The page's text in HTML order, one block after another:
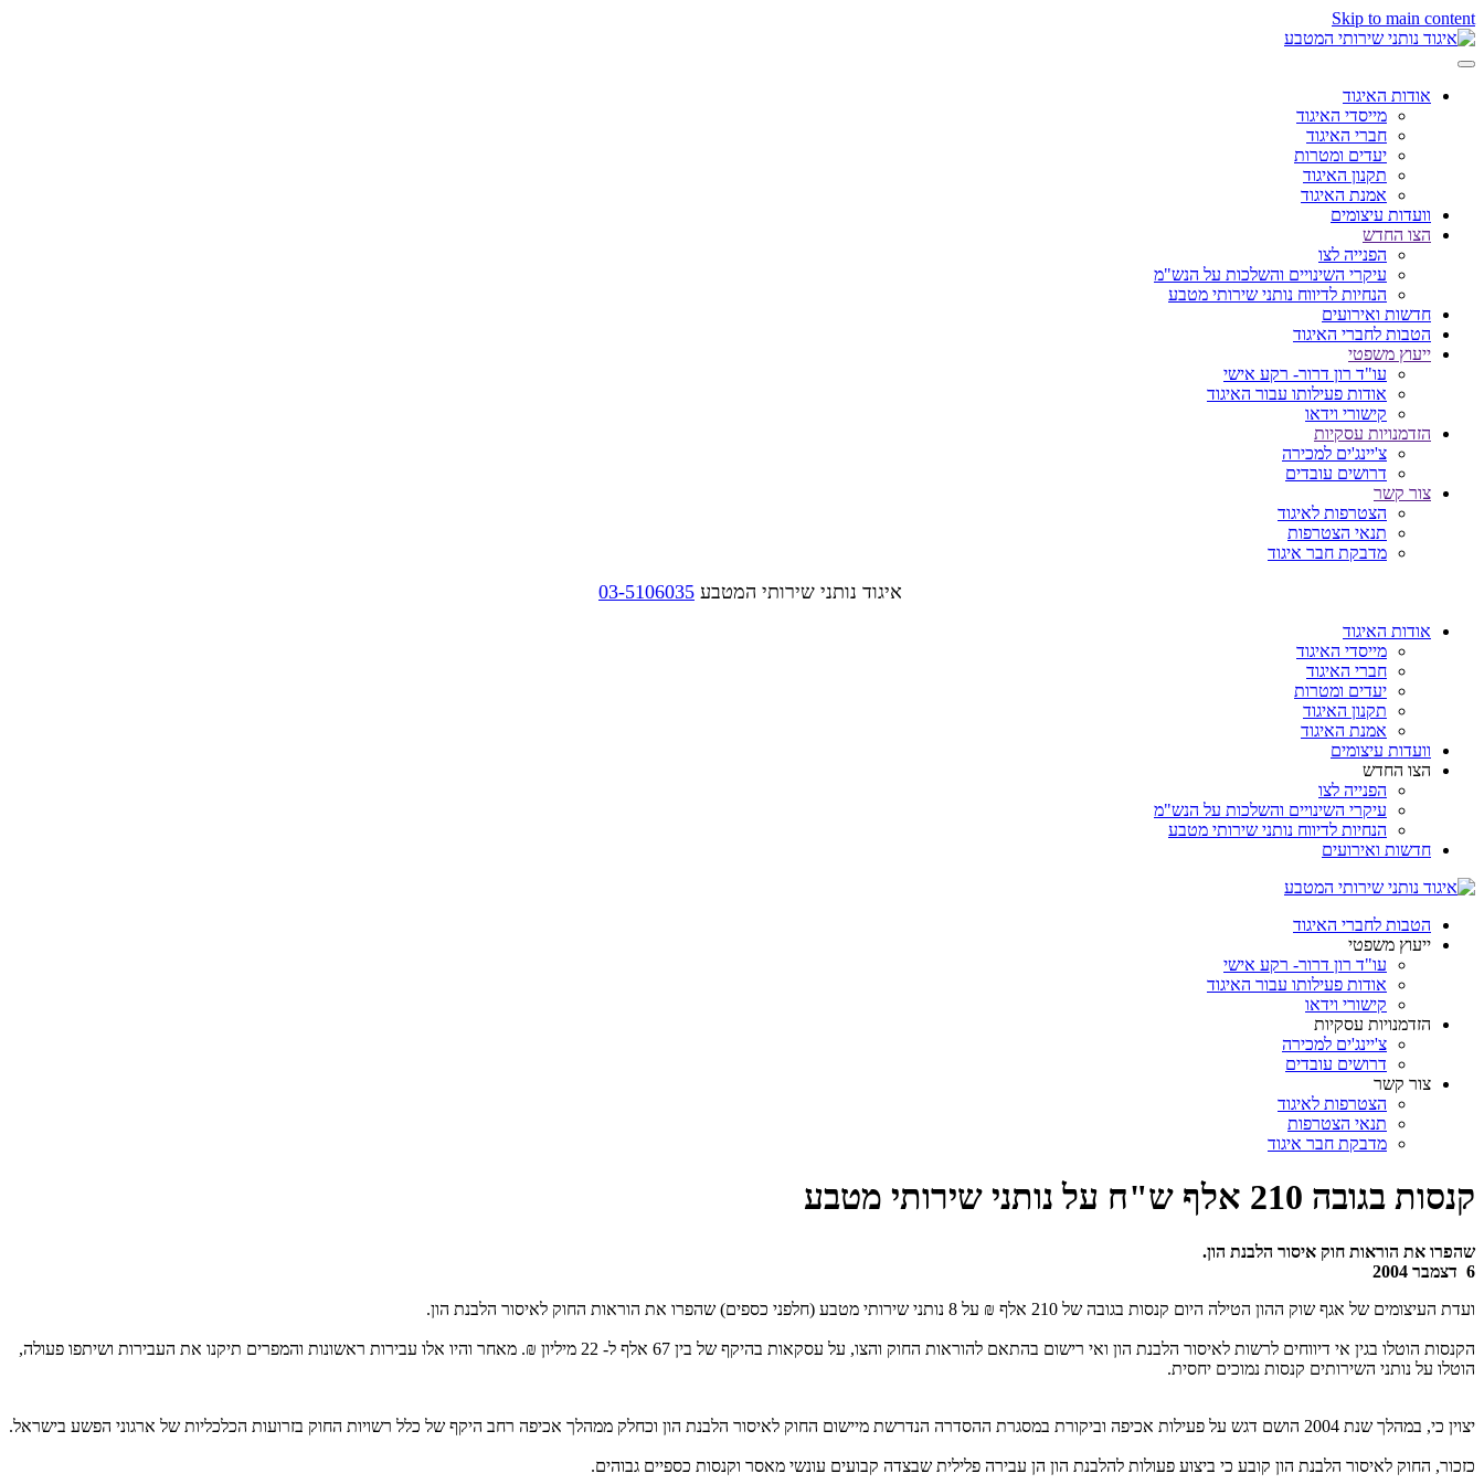
Skip to main content
אודות האיגוד
מייסדי האיגוד
חברי האיגוד
יעדים ומטרות
תקנון האיגוד
אמנת האיגוד
וועדות עיצומים
הצו החדש
הפנייה לצו
עיקרי השינויים והשלכות על הנש"מ
הנחיות לדיווח נותני שירותי מטבע
חדשות ואירועים
הטבות לחברי האיגוד
ייעוץ משפטי
עו"ד רון דרור- רקע אישי
אודות פעילותו עבור האיגוד
קישורי וידאו
הזדמנויות עסקיות
צ'יינג'ים למכירה
דרושים עובדים
צור קשר
הצטרפות לאיגוד
תנאי הצטרפות
מדבקת חבר איגוד
איגוד נותני שירותי המטבע 03-5106035
אודות האיגוד
מייסדי האיגוד
חברי האיגוד
יעדים ומטרות
תקנון האיגוד
אמנת האיגוד
וועדות עיצומים
הצו החדש
הפנייה לצו
עיקרי השינויים והשלכות על הנש"מ
הנחיות לדיווח נותני שירותי מטבע
חדשות ואירועים
הטבות לחברי האיגוד
ייעוץ משפטי
עו"ד רון דרור- רקע אישי
אודות פעילותו עבור האיגוד
קישורי וידאו
הזדמנויות עסקיות
צ'יינג'ים למכירה
דרושים עובדים
צור קשר
הצטרפות לאיגוד
תנאי הצטרפות
מדבקת חבר איגוד
קנסות בגובה 210 אלף ש"ח על נותני שירותי מטבע
שהפרו את הוראות חוק איסור הלבנת הון.
6 דצמבר 2004
ועדת העיצומים של אגף שוק ההון הטילה היום קנסות בגובה של 210 אלף ₪ על 8 נותני שירותי מטבע (חלפני כספים) שהפרו את הוראות החוק לאיסור הלבנת הון.
הקנסות הוטלו בגין אי דיווחים לרשות לאיסור הלבנת הון ואי רישום בהתאם להוראות החוק והצו, על עסקאות בהיקף של בין 67 אלף ל- 22 מיליון ₪. מאחר והיו אלו עבירות ראשונות והמפרים תיקנו את העבירות ושיתפו פעולה,
הוטלו על נותני השירותים קנסות נמוכים יחסית.
יצוין כי, במהלך שנת 2004 הושם דגש על פעילות אכיפה וביקורת במסגרת ההסדרה הנדרשת מיישום החוק לאיסור הלבנת הון וכחלק ממהלך אכיפה רחב היקף של כלל רשויות החוק בזרועות הכלכליות של ארגוני הפשע בישראל.
כזכור, החוק לאיסור הלבנת הון קובע כי ביצוע פעולות להלבנת הון הן עבירה פלילית שבצדה קבועים עונשי מאסר וקנסות כספיים גבוהים.